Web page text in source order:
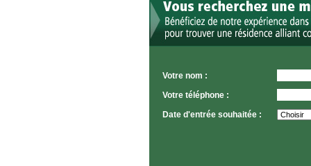
Votre nom :
Votre téléphone :
Date d'entrée souhaitée :